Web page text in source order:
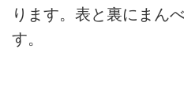
ります。表と裏にまん
す。